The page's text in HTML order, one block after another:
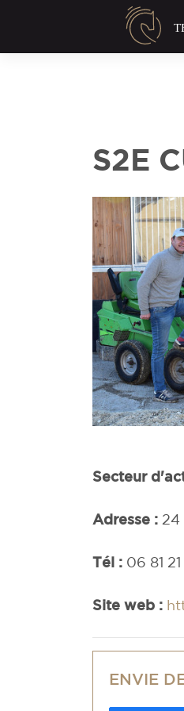
S2E
Secteur
Adresse : 24
Tél : 06 81
Site web :
ENVIE
Panneau de gestion des